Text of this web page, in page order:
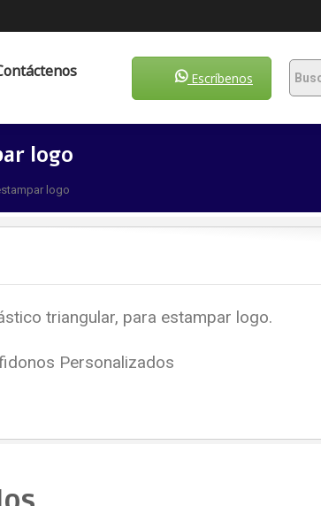
Escríbenos
logo
logo
triangular, para estampar logo.
Escríbenos